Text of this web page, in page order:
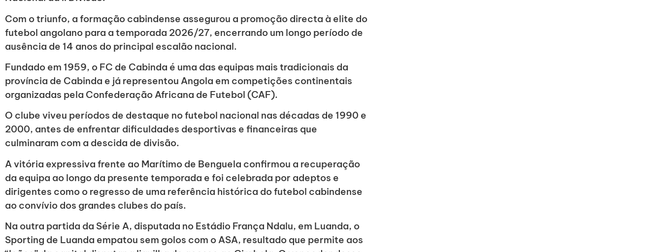
Com o triunfo, a formação cabindense assegurou a promoção directa à elite do
futebol angolano para a temporada 2026/27, encerrando um longo período de
ausência de 14 anos do principal escalão nacional.
Fundado em 1959, o FC de Cabinda é uma das equipas mais tradicionais da
província de Cabinda e já representou Angola em competições continentais
organizadas pela Confederação Africana de Futebol (CAF).
O clube viveu períodos de destaque no futebol nacional nas décadas de 1990 e
2000, antes de enfrentar dificuldades desportivas e financeiras que
culminaram com a descida de divisão.
A vitória expressiva frente ao Marítimo de Benguela confirmou a recuperação
da equipa ao longo da presente temporada e foi celebrada por adeptos e
dirigentes como o regresso de uma referência histórica do futebol cabindense
ao convívio dos grandes clubes do país.
Na outra partida da Série A, disputada no Estádio França Ndalu, em Luanda, o
Sporting de Luanda empatou sem golos com o ASA, resultado que permite aos